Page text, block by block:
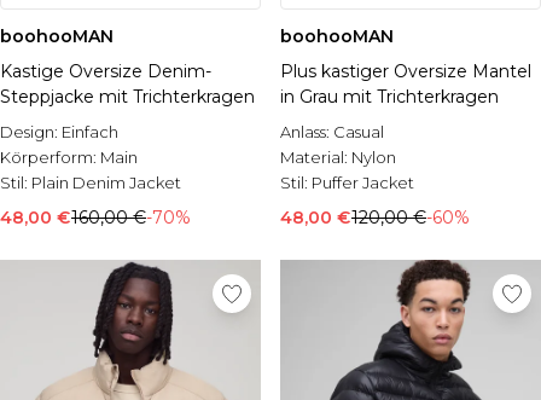
boohooMAN
Kastige Oversize Denim-
Steppjacke mit Trichterkragen
Design: Einfach
Körperform: Main
Stil: Plain Denim Jacket
48,00 €160,00 €-70%
boohooMAN
Plus kastiger Oversize Mantel
in Grau mit Trichterkragen
Anlass: Casual
Material: Nylon
Stil: Puffer Jacket
48,00 €120,00 €-60%